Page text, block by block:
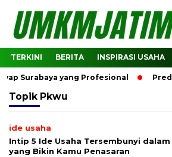
TERKINI BERITA INSPIRASI USAHA
Surabaya yang Profesional
Topik Pkwu
ide usaha
Intip 5 Ide Usaha Tersembunyi dalam
yang Bikin Kamu Penasaran